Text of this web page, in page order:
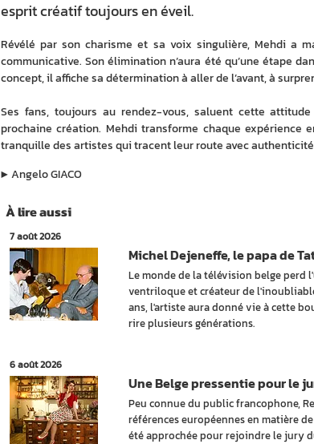
esprit créatif toujours en éveil.
Révélé par son charisme et sa voix singulière, Mehdi a
communicative. Son élimination n’aura été qu’une étape
concept, il affiche sa détermination à aller de l’avant, à
Ses fans, toujours au rendez-vous, saluent cette
prochaine création. Mehdi transforme chaque expérience
tranquille des artistes qui tracent leur route avec
Angelo GIACO
▶︎
À lire aussi
7 août 2026
Le monde de la télévision belge perd
ventriloque et créateur de
ans, l'artiste aura donné vie à cette
rire plusieurs générations.
Michel Dejeneffe, le papa de
6 août 2026
Peu connue du public francophone,
références européennes en matière
été approchée pour rejoindre le jury
Une Belge pressentie pour le